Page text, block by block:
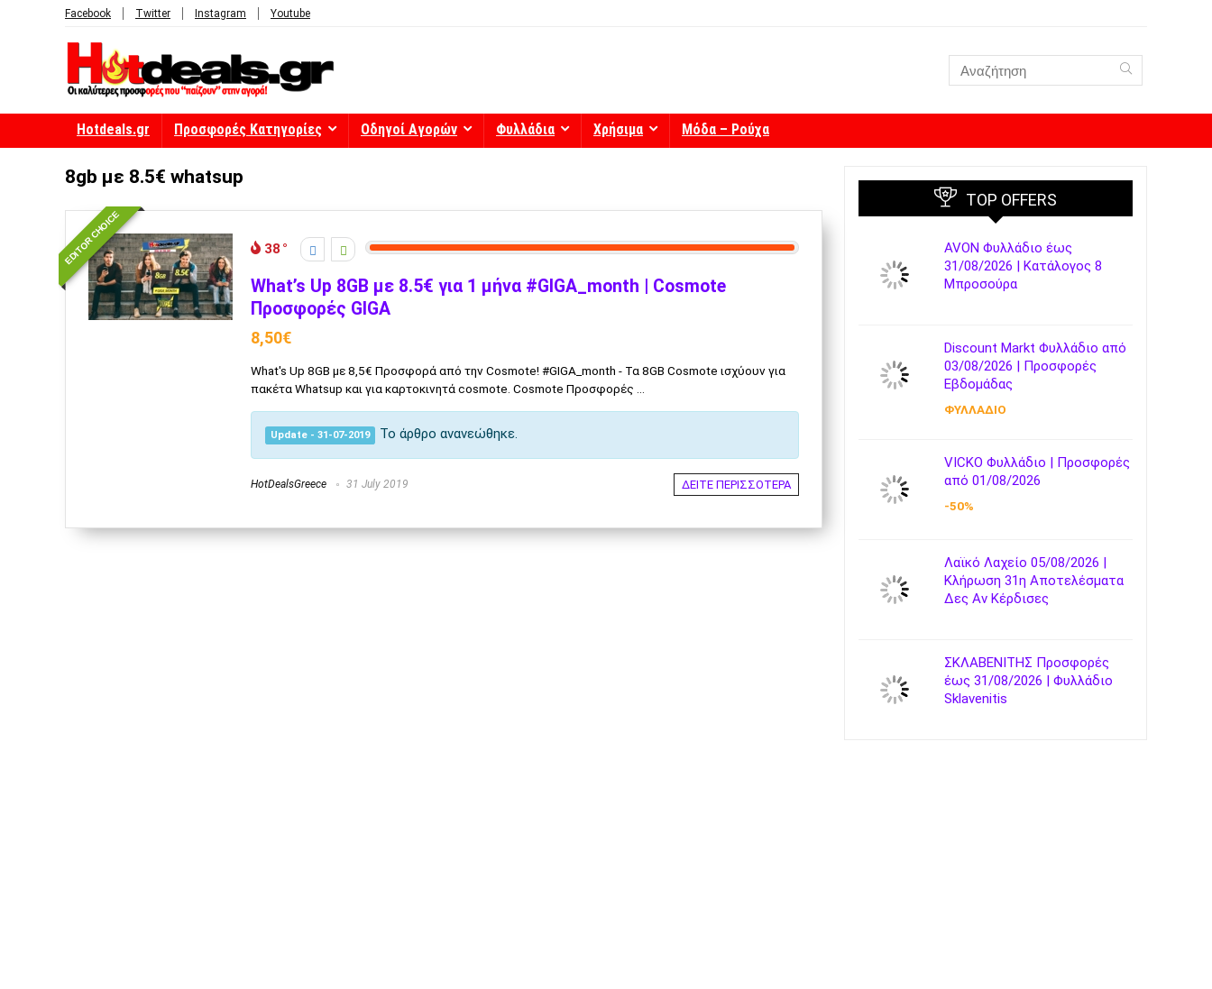
Facebook Twitter Instagram Youtube
Hotdeals.gr Προσφορές Κατηγορίες Οδηγοί Αγορών Φυλλάδια Χρήσιμα Μόδα – Ρούχα
8gb με 8.5€ whatsup
EDITOR CHOICE 38
What’s Up 8GB με 8.5€ για 1 μήνα #GIGA_month | Cosmote
Προσφορές GIGA
8,50€
What's Up 8GB με 8,5€ Προσφορά από την Cosmote! #GIGA_month - Τα 8GB Cosmote ισχύουν για
πακέτα Whatsup και για καρτοκινητά cosmote. Cosmote Προσφορές ...
Update - 31-07-2019 Το άρθρο ανανεώθηκε.
HotDealsGreece 31 July 2019 ΔΕΙΤΕ ΠΕΡΙΣΣΟΤΕΡΑ
TOP OFFERS
AVON Φυλλάδιο έως
31/08/2026 | Κατάλογος 8
Μπροσούρα
Discount Markt Φυλλάδιο από
03/08/2026 | Προσφορές
Εβδομάδας
ΦΥΛΛΑΔΙΟ
VICKO Φυλλάδιο | Προσφορές
από 01/08/2026
-50%
Λαϊκό Λαχείο 05/08/2026 |
Κλήρωση 31η Αποτελέσματα
Δες Αν Κέρδισες
ΣΚΛΑΒΕΝΙΤΗΣ Προσφορές
έως 31/08/2026 | Φυλλάδιο
Sklavenitis